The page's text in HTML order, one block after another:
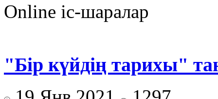
Online іс-шаралар
"Бір күйдің тарихы"